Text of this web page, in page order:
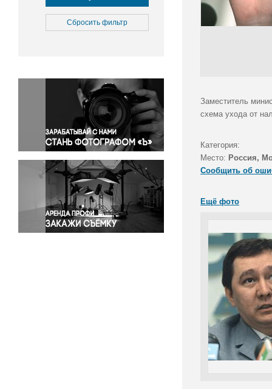
Культура
Медицина
Окружающая среда
Политика
Правосудие
Происшествия и конфликты
Религия
Светская жизнь
Спорт
Экология
Экономика и бизнес
Сбросить фильтр
Заместитель
схема ухода от
Категория:
Место: Россия,
Сообщить об
Ещё фото